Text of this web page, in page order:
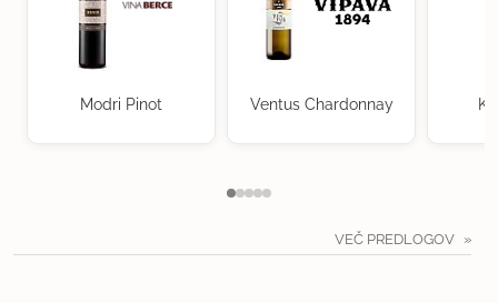
Modri Pinot Ventus Chardonnay
VEČ PREDLOGOV